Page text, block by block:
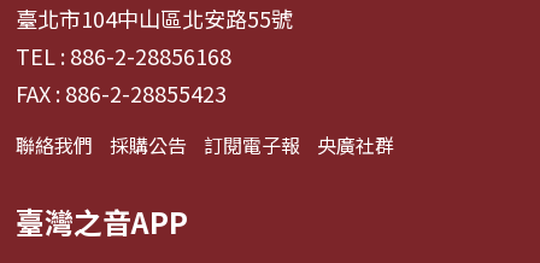
臺北市104中山區北安路55號
TEL : 886-2-28856168
FAX : 886-2-28855423
聯絡我們 採購公告 訂閱電子報 央廣社群
臺灣之音APP